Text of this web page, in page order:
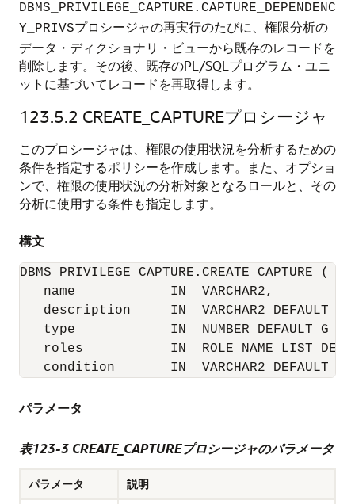
DBMS_PRIVILEGE_CAPTURE.CAPTURE_DEPENDENC
Y_PRIVSプロシージャの再実行のたびに、権限分析の
データ・ディクショナリ・ビューから既存のレコードを
削除します。その後、既存のPL/SQLプログラム・ユニ
ットに基づいてレコードを再取得します。
123.5.2 CREATE_CAPTUREプロシージャ
このプロシージャは、権限の使用状況を分析するための
条件を指定するポリシーを作成します。また、オプショ
ンで、権限の使用状況の分析対象となるロールと、その
分析に使用する条件も指定します。
構文
DBMS_PRIVILEGE_CAPTURE.CREATE_CAPTURE (
   name            IN  VARCHAR2,
description     IN  VARCHAR2 DEFAULT
type            IN  NUMBER DEFAULT
roles           IN  ROLE_NAME_LIST
condition       IN  VARCHAR2 DEFAULT
パラメータ
表123-3 CREATE_CAPTUREプロシージャのパラメータ
パラメータ 説明